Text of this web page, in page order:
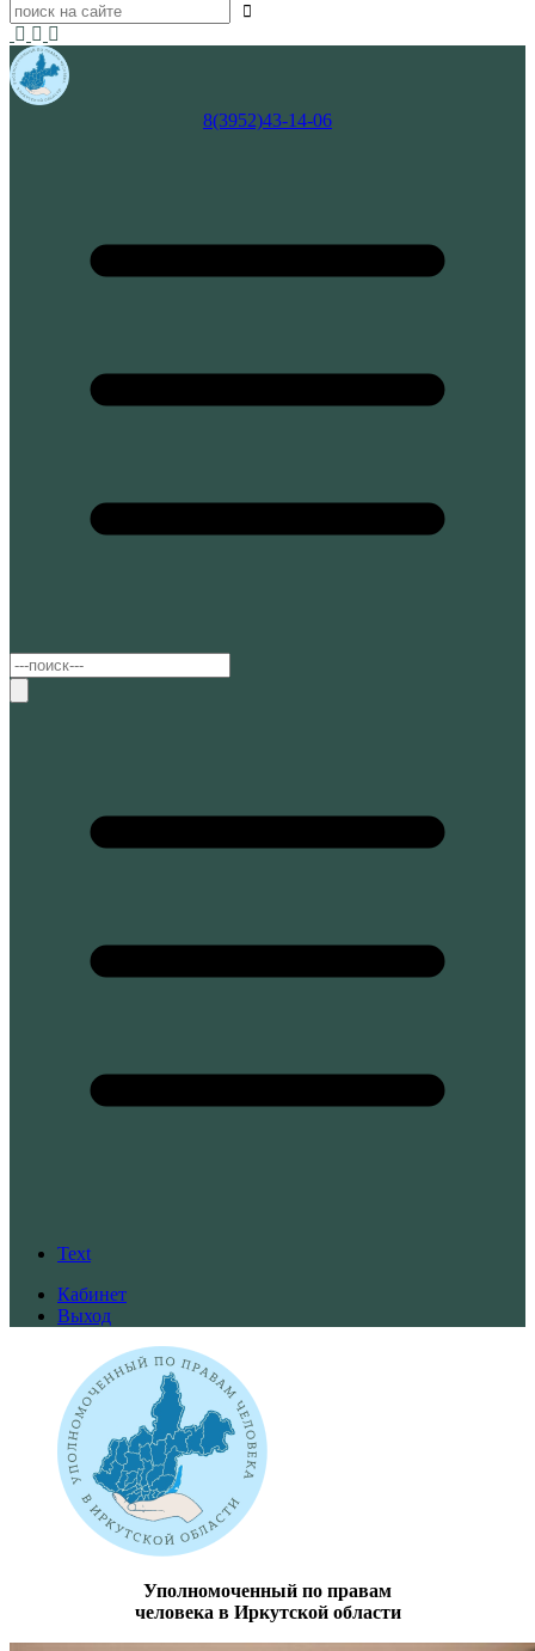
8(3952)43-14-06
Text
Кабинет
Выход
Уполномоченный по правам
человека в Иркутской области